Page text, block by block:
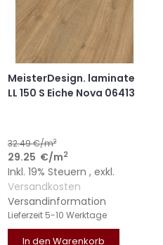
MeisterDesign. laminate
LL 150 S Eiche Nova 06413
32.49€/m2
29.25 €/m2
Inkl. 19% Steuern,exkl.
Versandkosten
Versandinformation
Lieferzeit 5-10 Werktage
In den Warenkorb